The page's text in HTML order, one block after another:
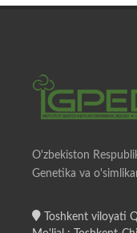
O'zbekiston
Genetika va
Toshkent viloyati